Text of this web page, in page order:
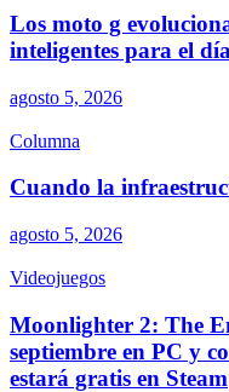
Los moto g
inteligentes para el
agosto 5, 2026
Columna
Cuando la
agosto 5, 2026
Videojuegos
Moonlighter 2: The
septiembre en PC y
estará gratis en Steam